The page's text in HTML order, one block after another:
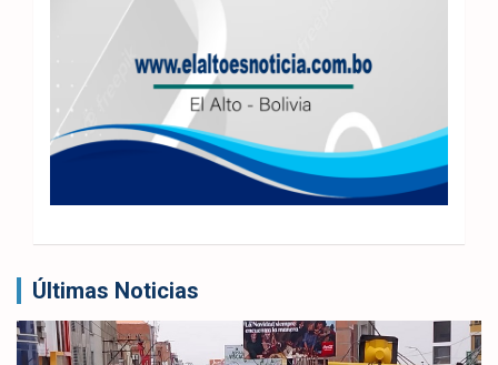
Últimas Noticias